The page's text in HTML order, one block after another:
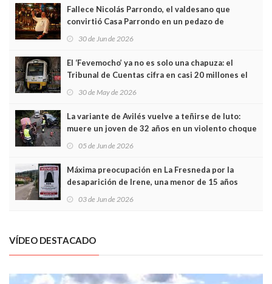
Fallece Nicolás Parrondo, el valdesano que
convirtió Casa Parrondo en un pedazo de
30 de Jun de 2026
El ‘Fevemocho’ ya no es solo una chapuza: el
Tribunal de Cuentas cifra en casi 20 millones el
30 de May de 2026
La variante de Avilés vuelve a teñirse de luto:
muere un joven de 32 años en un violento choque
05 de Jun de 2026
Máxima preocupación en La Fresneda por la
desaparición de Irene, una menor de 15 años
03 de Jun de 2026
VÍDEO DESTACADO